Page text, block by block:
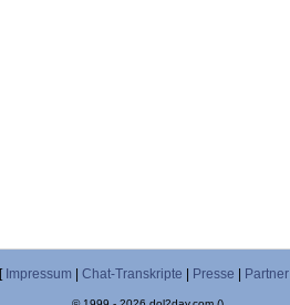
[ Impressum Chat-Transkripte Presse Partner